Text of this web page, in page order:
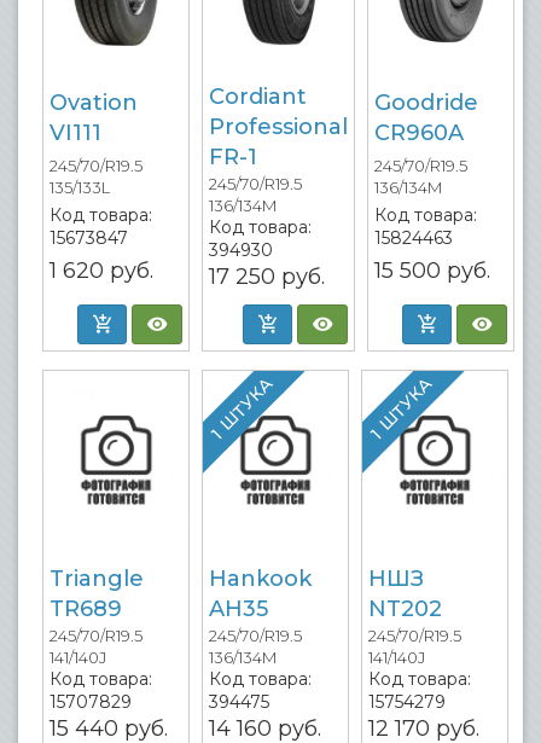
Ovation
VI111
245/70/R19.5
135/133L
Код товара:
15673847
1 620 руб.
Cordiant
Professional
FR-1
245/70/R19.5
136/134M
Код товара:
394930
17 250 руб.
Goodride
CR960A
245/70/R19.5
136/134M
Код товара:
15824463
15 500 руб.
Triangle
TR689
245/70/R19.5
141/140J
Код товара:
15707829
15 440 руб.
1 ШТУКА
Hankook
AH35
245/70/R19.5
136/134M
Код товара:
394475
14 160 руб.
1 ШТУКА
НШЗ
NT202
245/70/R19.5
141/140J
Код товара:
15754279
12 170 руб.